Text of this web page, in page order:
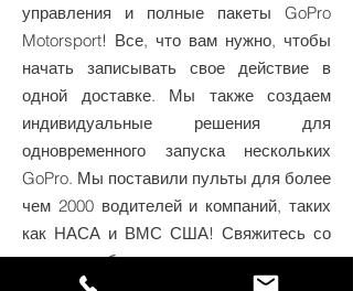
управления и полные пакеты GoPro
Motorsport! Все, что вам нужно, чтобы
начать записывать свое действие в
одной доставке. Мы также создаем
индивидуальные решения для
одновременного запуска нескольких
GoPro. Мы поставили пульты для более
чем 2000 водителей и компаний, таких
как НАСА и ВМС США! Свяжитесь со
своими требованиями сегодня.